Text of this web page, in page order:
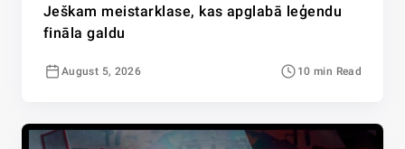
Ješkam meistarklase, kas apglabā leģendu
fināla galdu
August 5, 2026 10 min Read